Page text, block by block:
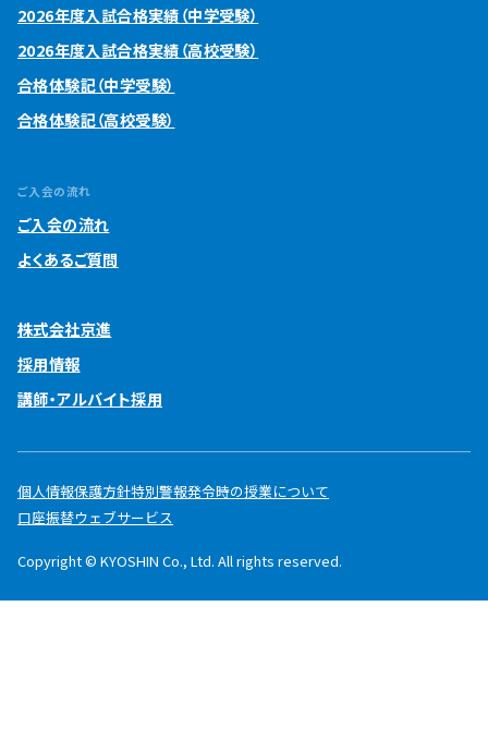
2026年度入試合格実績（中学受験）
2026年度入試合格実績（高校受験）
合格体験記（中学受験）
合格体験記（高校受験）
ご入会の流れ
ご入会の流れ
よくあるご質問
株式会社京進
採用情報
講師・アルバイト採用
個人情報保護方針特別警報発令時の授業について
口座振替ウェブサービス
Copyright © KYOSHIN Co., Ltd. All rights reserved.